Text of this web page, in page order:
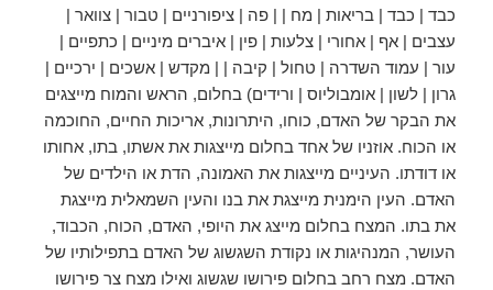
כבד | כבד | בריאות | מח | | פה | ציפורניים | טבור | צוואר |
עצבים | אף | אחורי | צלעות | פין | איברים מיניים | כתפיים |
עור | עמוד השדרה | טחול | קיבה | | מקדש | אשכים | ירכיים |
גרון | לשון | אומבוליוס | ורידים) בחלום, הראש והמוח מייצגים
את הבקר של האדם, כוחו, היתרונות, אריכות החיים, החוכמה
או הכוח. אוזניו של אחד בחלום מייצגות את אשתו, בתו, אחותו
או דודתו. העיניים מייצגות את האמונה, הדת או הילדים של
האדם. העין הימנית מייצגת את בנו והעין השמאלית מייצגת
את בתו. המצח בחלום מייצג את היופי, האדם, הכוח, הכבוד,
העושר, המנהיגות או נקודת השגשוג של האדם בתפילותיו של
האדם. מצח רחב בחלום פירושו שגשוג ואילו מצח צר פירושו